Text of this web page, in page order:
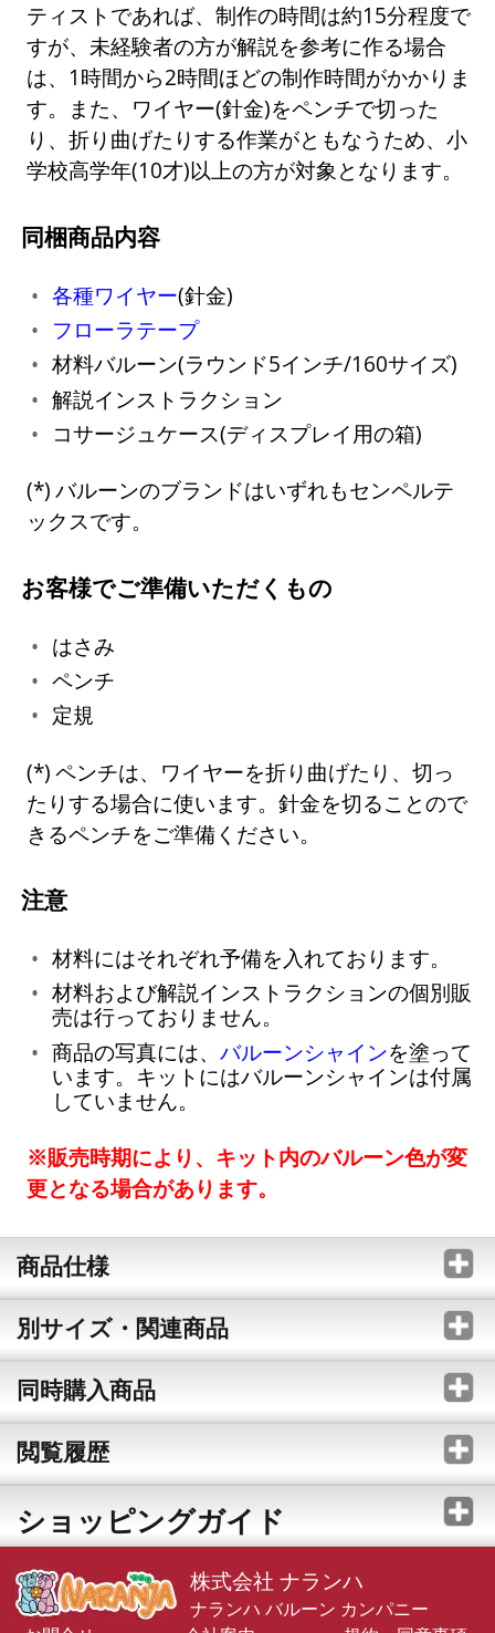
ティストであれば、制作の時間は約15分程度で
すが、未経験者の方が解説を参考に作る場合
は、1時間から2時間ほどの制作時間がかかりま
す。また、ワイヤー(針金)をペンチで切った
り、折り曲げたりする作業がともなうため、小
学校高学年(10才)以上の方が対象となります。
同梱商品内容
各種ワイヤー(針金)
フローラテープ
材料バルーン(ラウンド5インチ/160サイズ)
解説インストラクション
コサージュケース(ディスプレイ用の箱)
バルーンのブランドはいずれもセンペルテ
ックスです。
お客様でご準備いただくもの
はさみ
ペンチ
定規
ペンチは、ワイヤーを折り曲げたり、切っ
たりする場合に使います。針金を切ることので
きるペンチをご準備ください。
注意
材料にはそれぞれ予備を入れております。
材料および解説インストラクションの個別販
売は行っておりません。
商品の写真には、 バルーンシャインを塗って
います。キットにはバルーンシャインは付属
していません。
※販売時期により、キット内のバルーン色が変
更となる場合があります。
商品仕様
別サイズ・関連商品
同時購入商品
閲覧履歴
ショッピングガイド
株式会社 ナランハ
ナランハ バルーン カンパニー